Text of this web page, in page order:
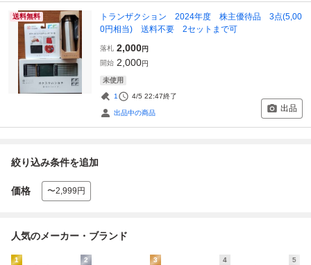
送料無料
トランザクション 2024年度 株主優待品 3点(5,00
0円相当) 送料不要 2セットまで可
落札 2,000円
開始 2,000円
未使用
1 4/5 22:47終了
出品中の商品 出品
絞り込み条件を追加
価格 〜2,999円
人気のメーカー・ブランド
1 2 3 4 5